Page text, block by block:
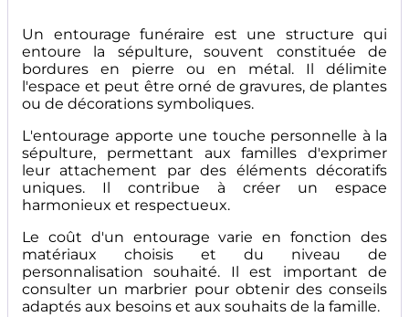
Un entourage funéraire est une structure qui
entoure la sépulture, souvent constituée de
bordures en pierre ou en métal. Il délimite
l'espace et peut être orné de gravures, de plantes
ou de décorations symboliques.
L'entourage apporte une touche personnelle à la
sépulture, permettant aux familles d'exprimer
leur attachement par des éléments décoratifs
uniques. Il contribue à créer un espace
harmonieux et respectueux.
Le coût d'un entourage varie en fonction des
matériaux choisis et du niveau de
personnalisation souhaité. Il est important de
consulter un marbrier pour obtenir des conseils
adaptés aux besoins et aux souhaits de la famille.